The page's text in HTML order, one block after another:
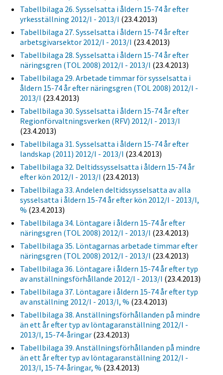
Tabellbilaga 26. Sysselsatta i åldern 15-74 år efter
yrkesställning 2012/I - 2013/I (23.4.2013)
Tabellbilaga 27. Sysselsatta i åldern 15-74 år efter
arbetsgivarsektor 2012/I - 2013/I (23.4.2013)
Tabellbilaga 28. Sysselsatta i åldern 15-74 år efter
näringsgren (TOL 2008) 2012/I - 2013/I (23.4.2013)
Tabellbilaga 29. Arbetade timmar för sysselsatta i
åldern 15-74 år efter näringsgren (TOL 2008) 2012/I -
2013/I (23.4.2013)
Tabellbilaga 30. Sysselsatta i åldern 15-74 år efter
Regionförvaltningsverken (RFV) 2012/I - 2013/I
(23.4.2013)
Tabellbilaga 31. Sysselsatta i åldern 15-74 år efter
landskap (2011) 2012/I - 2013/I (23.4.2013)
Tabellbilaga 32. Deltidssysselsatta i åldern 15-74 år
efter kön 2012/I - 2013/I (23.4.2013)
Tabellbilaga 33. Andelen deltidssysselsatta av alla
sysselsatta i åldern 15-74 år efter kön 2012/I - 2013/I,
% (23.4.2013)
Tabellbilaga 34. Löntagare i åldern 15-74 år efter
näringsgren (TOL 2008) 2012/I - 2013/I (23.4.2013)
Tabellbilaga 35. Löntagarnas arbetade timmar efter
näringsgren (TOL 2008) 2012/I - 2013/I (23.4.2013)
Tabellbilaga 36. Löntagare i åldern 15-74 år efter typ
av anställningsförhållande 2012/I - 2013/I (23.4.2013)
Tabellbilaga 37. Löntagare i åldern 15-74 år efter typ
av anställning 2012/I - 2013/I, % (23.4.2013)
Tabellbilaga 38. Anställningsförhållanden på mindre
än ett år efter typ av löntagaranställning 2012/I -
2013/I, 15-74-åringar (23.4.2013)
Tabellbilaga 39. Anställningsförhållanden på mindre
än ett år efter typ av löntagaranställning 2012/I -
2013/I, 15-74-åringar, % (23.4.2013)